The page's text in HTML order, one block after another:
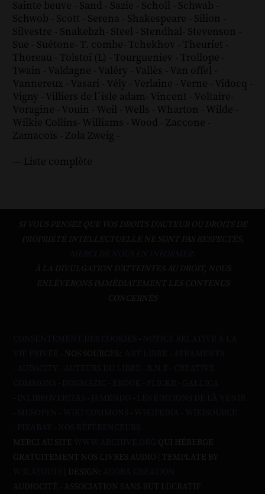
Sainte beuve - Sand - Sazie - Scholl - Schwab -
Schwob - Scott - Serena - Shakespeare - Silion -
Silvestre - Snakebzh- Steel - Stendhal- Stevenson -
Sue - Suétone- T. combe- Tchekhov - Theuriet -
Thoreau - Tolstoï (L) - Tourgueniev - Trollope -
Twain - Valdagne - Valéry - Vallès - Van offel -
Vannereux - Vasari - Vély - Verlaine - Verne - Vidocq -
Vigny - Villiers de l´isle adam- Vincent - Voltaire-
Voragine - Vouin - Weil - Wells - Wharton - Wilde -
Wilkie Collins- Williams - Wood - Zaccone -
Zamacoïs - Zola Zweig -
--- Liste complète